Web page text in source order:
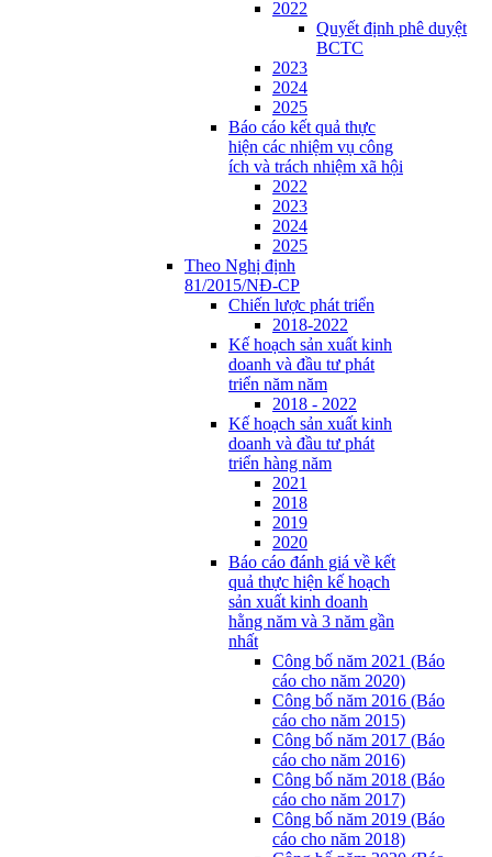
2022
Quyết định phê duyệt
BCTC
2023
2024
2025
Báo cáo kết quả thực
hiện các nhiệm vụ công
ích và trách nhiệm xã hội
2022
2023
2024
2025
Theo Nghị định
81/2015/NĐ-CP
Chiến lược phát triển
2018-2022
Kế hoạch sản xuất kinh
doanh và đầu tư phát
triển năm năm
2018 - 2022
Kế hoạch sản xuất kinh
doanh và đầu tư phát
triển hàng năm
2021
2018
2019
2020
Báo cáo đánh giá về kết
quả thực hiện kế hoạch
sản xuất kinh doanh
hằng năm và 3 năm gần
nhất
Công bố năm 2021 (Báo
cáo cho năm 2020)
Công bố năm 2016 (Báo
cáo cho năm 2015)
Công bố năm 2017 (Báo
cáo cho năm 2016)
Công bố năm 2018 (Báo
cáo cho năm 2017)
Công bố năm 2019 (Báo
cáo cho năm 2018)